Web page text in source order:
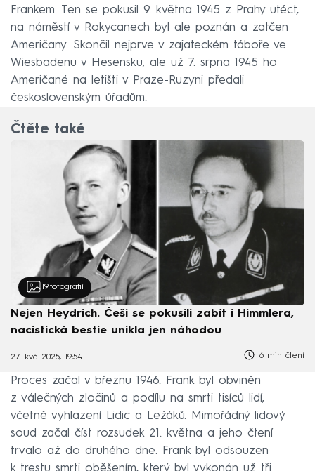
Frankem. Ten se pokusil 9. května 1945 z Prahy utéct,
na náměstí v Rokycanech byl ale poznán a zatčen
Američany. Skončil nejprve v zajateckém táboře ve
Wiesbadenu v Hesensku, ale už 7. srpna 1945 ho
Američané na letišti v Praze-Ruzyni předali
československým úřadům.
Čtěte také
19 fotografií
Nejen Heydrich. Češi se pokusili zabít i Himmlera,
nacistická bestie unikla jen náhodou
27. kvě 2025, 19:54 6 min čtení
Proces začal v březnu 1946. Frank byl obviněn
z válečných zločinů a podílu na smrti tisíců lidí,
včetně vyhlazení Lidic a Ležáků. Mimořádný lidový
soud začal číst rozsudek 21. května a jeho čtení
trvalo až do druhého dne. Frank byl odsouzen